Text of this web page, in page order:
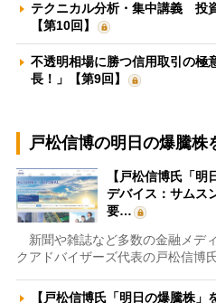
テクニカル分析・集中講義 投
【第10回】
不透明相場に勝つ信用取引の
長！」【第9回】
戸松信博の明日の爆騰株
【戸松信博氏「
デバイス：サムス
要…
新聞や雑誌など多数の金融メデ
クアドバイザーズ代表の戸松信博
【戸松信博氏「明日の爆騰株